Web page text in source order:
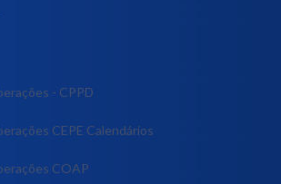
- CPPD
CEPE Calendários
COAP